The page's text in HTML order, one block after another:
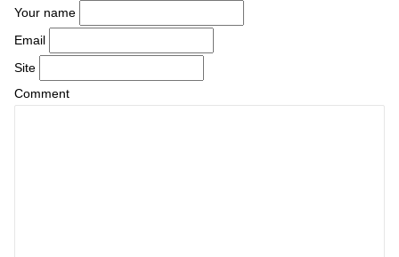
Your name
Email
Site
Comment